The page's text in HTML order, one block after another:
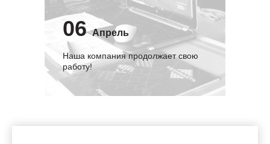
06 Апрель
Наша компания продолжает свою
работу!